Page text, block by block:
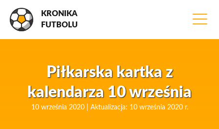
KRONIKA
FUTBOLU
Piłkarska kartka z
kalendarza 10 września
10 września 2020 | Aktualizacja: 10 września 2020 r.